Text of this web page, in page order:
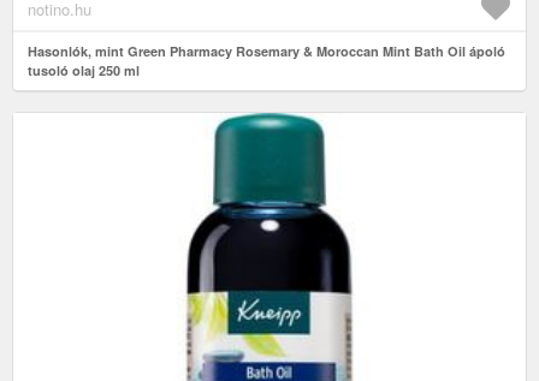
notino.hu
Hasonlók, mint Green Pharmacy Rosemary & Moroccan Mint Bath Oil ápoló
tusoló olaj 250 ml